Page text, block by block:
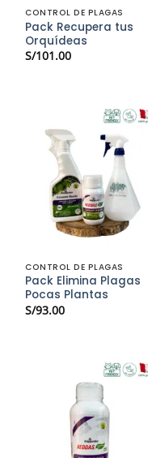
CONTROL DE PLAGAS
Pack Recupera tus
Orquídeas
S/101.00
CONTROL DE PLAGAS
Pack Elimina Plagas
Pocas Plantas
S/93.00